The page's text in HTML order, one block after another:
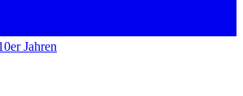
Jahren